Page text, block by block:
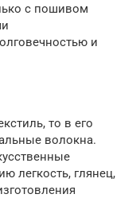
с пошивом
и
то в его
волокна.
легкость, глянец,